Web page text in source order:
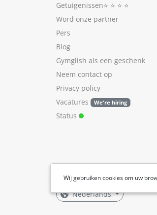
Wij gebruiken cookies om uw
Getuigenissen⭐️ ⭐️ ⭐️ ⭐️
Word onze partner
Pers
Blog
Gymglish als een geschenk
Neem contact op
Privacy policy
Vacatures
We're hiring
Status
Nederlands